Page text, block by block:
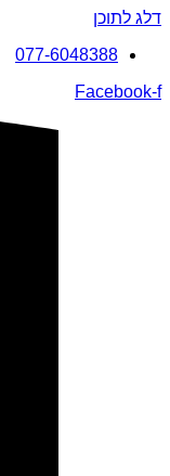
דלג לתוכן
077-6048388
Facebook-f